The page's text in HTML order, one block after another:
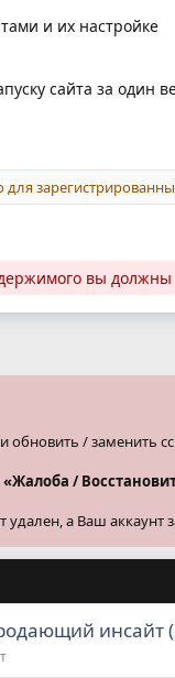
и их настройке
сайта за один
вы должны
обновить / заменить
«Жалоба /
а Ваш аккаунт
инсайт